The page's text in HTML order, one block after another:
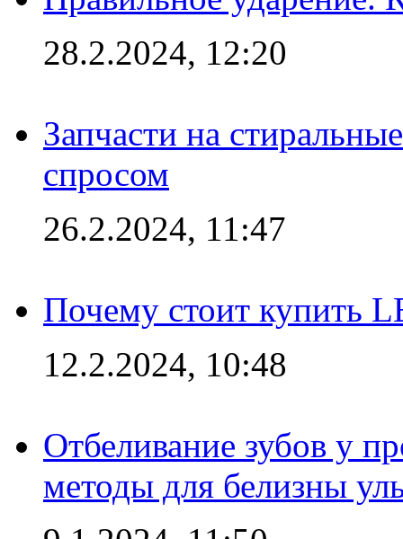
28.2.2024, 12:20
Запчасти на
спросом
26.2.2024, 11:47
Почему стоит купить
12.2.2024, 10:48
Отбеливание зубов у
методы для белизны